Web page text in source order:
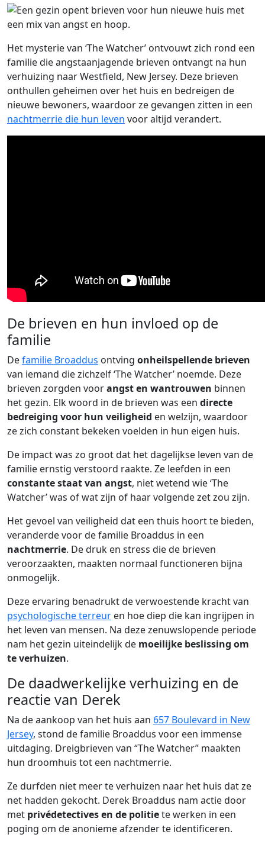
Het mysterie van ‘The Watcher’ ontvouwt zich rond een
familie die angstaanjagende brieven ontvangt na hun
verhuizing naar Westfield, New Jersey. Deze brieven
onthullen geheimen over het huis en bedreigen de
nieuwe bewoners, waardoor ze gevangen zitten in een
nachtmerrie die hun leven voor altijd verandert.
De brieven en hun invloed op de
familie
Defamilie Broaddus ontving onheilspellende brieven
van iemand die zichzelf ‘The Watcher’ noemde. Deze
brieven zorgden voorangst en wantrouwen binnen
het gezin. Elk woord in de brieven was een directe
bedreiging voor hun veiligheid en welzijn, waardoor
ze zich constant bekeken voelden in hun eigen huis.
De impact was zo groot dat het dagelijkse leven van de
familie ernstig verstoord raakte. Ze leefden in een
constante staat van angst, niet wetend wie ‘The
Watcher’ was of wat zijn of haar volgende zet zou zijn.
Het gevoel van veiligheid dat een thuis hoort te bieden,
veranderde voor de familie Broaddus in een
nachtmerrie. De druk en stress die de brieven
veroorzaakten, maakten normaal functioneren bijna
onmogelijk.
Deze ervaring benadrukt de verwoestende kracht van
psychologische terreur en hoe diep die kan ingrijpen in
het leven van mensen. Na deze zenuwslopende periode
nam het gezin uiteindelijk de moeilijke beslissing om
te verhuizen.
De daadwerkelijke verhuizing en de
reactie van Derek
Na de aankoop van het huis aan 657 Boulevard in New
Jersey, stond de familie Broaddus voor een immense
uitdaging. Dreigbrieven van “The Watcher” maakten
hun droomhuis tot een nachtmerrie.
Ze durfden niet meer te verhuizen naar het huis dat ze
net hadden gekocht. Derek Broaddus nam actie door
met privédetectives en de politiete werken in een
poging om de anonieme afzender te identificeren.